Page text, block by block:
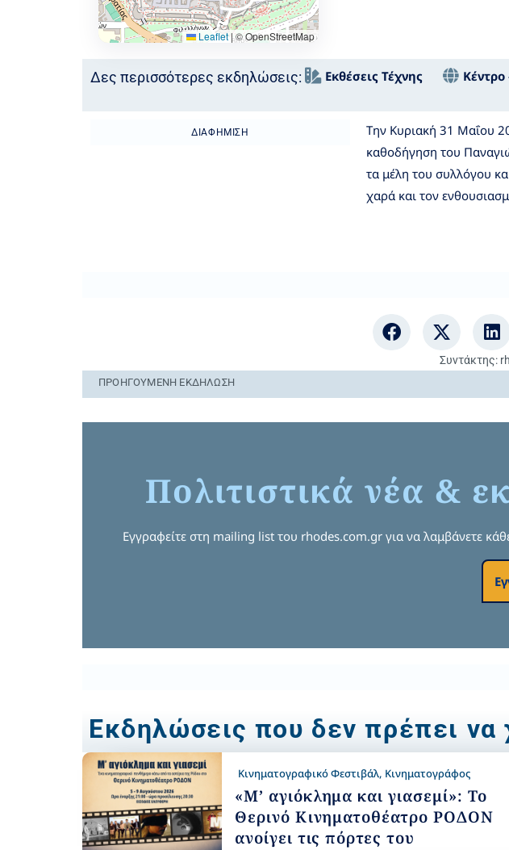
Leaflet |© OpenStreetMap
Δες περισσότερες εκδηλώσεις: Εκθέσεις Τέχνης
ΔΙΑΦΉΜΙΣΗ
Την Κυριακή 31 Μαΐου
καθοδήγηση του
τα μέλη του συλλόγου
χαρά και τον
Συντάκτης:
ΠΡΟΗΓΟΎΜΕΝΗ ΕΚΔΉΛΩΣΗ
Πολιτιστικά νέα &
Εγγραφείτε στη mailing list του rhodes.com.gr για να λαμβάνετε
Εκδηλώσεις που δεν πρέπει να
Κινηματογραφικό Φεστιβάλ, Κινηματογράφος
«Μ’ αγιόκλημα και γιασεμί»: Το
Θερινό Κινηματοθέατρο ΡΟΔΟΝ
ανοίγει τις πόρτες του